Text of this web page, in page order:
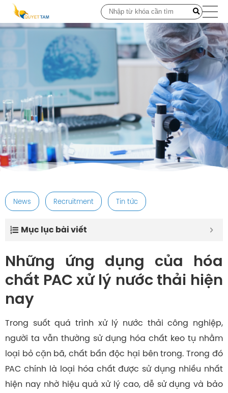
post
News Recruitment Tin tức
Mục lục bài viết
Những ứng dụng của hóa
chất PAC xử lý nước thải hiện
nay
Trong suốt quá trình xử lý nước thải công nghiệp,
người ta vẫn thường sử dụng hóa chất keo tụ nhằm
loại bỏ cặn bã, chất bẩn độc hại bên trong. Trong đó
PAC chính là loại hóa chất được sử dụng nhiều nhất
hiện nay nhờ hiệu quả xử lý cao, dễ sử dụng và bảo